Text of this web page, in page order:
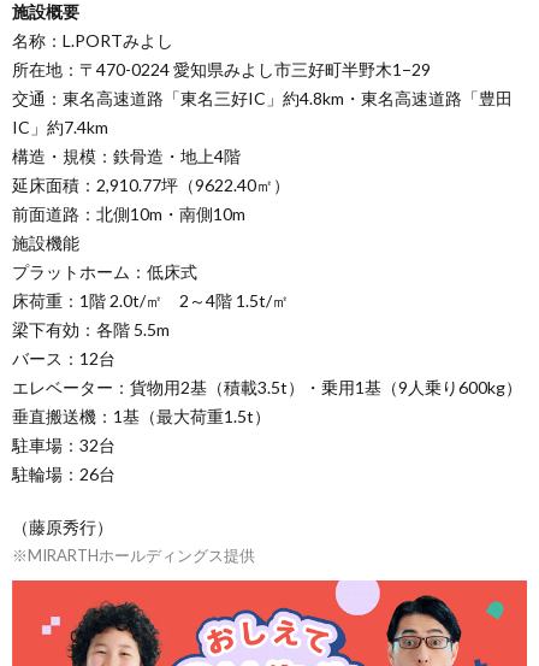
施設概要
名称：L.PORTみよし
所在地：〒470-0224 愛知県みよし市三好町半野木1−29
交通：東名高速道路「東名三好IC」約4.8km・東名高速道路「豊田
IC」約7.4km
構造・規模：鉄骨造・地上4階
延床面積：2,910.77坪（9622.40㎡）
前面道路：北側10m・南側10m
施設機能
プラットホーム：低床式
床荷重：1階 2.0t/㎡ 2～4階 1.5t/㎡
梁下有効：各階 5.5m
バース：12台
エレベーター：貨物用2基（積載3.5t）・乗用1基（9人乗り600kg）
垂直搬送機：1基（最大荷重1.5t）
駐車場：32台
駐輪場：26台
（藤原秀行）
※MIRARTHホールディングス提供